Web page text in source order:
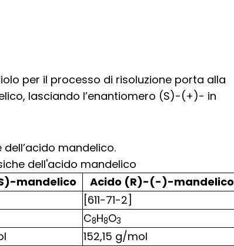
per il processo di risoluzione porta alla
lasciando l’enantiomero (S)-(+)- in
mandelico.
dell'acido mandelico
mandelico
Acido (R)-(-)-mandelico
[611-71-2]
C8H8O3
152,15 g/mol